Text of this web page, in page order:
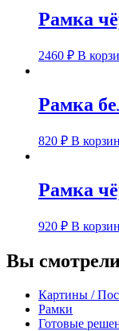
Рамка
2460 ₽ В
Рамка
820 ₽ В
Рамка
920 ₽ В
Вы
Картины /
Рамки
Готовые